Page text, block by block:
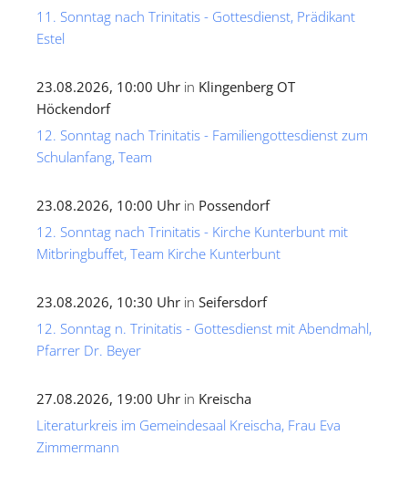
11. Sonntag nach Trinitatis - Gottesdienst, Prädikant
Estel
23.08.2026, 10:00 Uhr in Klingenberg OT
Höckendorf
12. Sonntag nach Trinitatis - Familiengottesdienst zum
Schulanfang, Team
23.08.2026, 10:00 Uhr in Possendorf
12. Sonntag nach Trinitatis - Kirche Kunterbunt mit
Mitbringbuffet, Team Kirche Kunterbunt
23.08.2026, 10:30 Uhr in Seifersdorf
12. Sonntag n. Trinitatis - Gottesdienst mit Abendmahl,
Pfarrer Dr. Beyer
27.08.2026, 19:00 Uhr in Kreischa
Literaturkreis im Gemeindesaal Kreischa, Frau Eva
Zimmermann